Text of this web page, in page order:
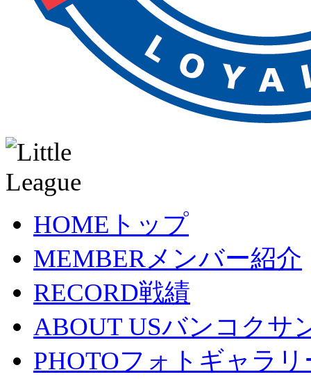
HOME トップ
MEMBERメンバー紹介
RECORD戦績
ABOUT USバンコクサ
PHOTOフォトギャラリ